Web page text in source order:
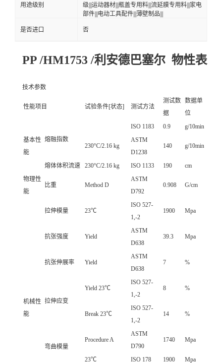
用途级别
级|||运动器材|||瓶盖专用料|||流延膜专用料|||家电
部件|||电动工具配件|||薄壁制品|||
是否进口 否
PP /HM1753 /利安德巴塞尔 物性表
技术参数
性能项目 试验条件[状态] 测试方法
测试数
据
数据单
位
基本性
能
熔融指数
ISO 1183 0.9 g/10min
230°C/2.16 kg
ASTM
D1238
140 g/10min
熔体体积流速 230°C/2.16 kg ISO 1133 190
cm
物理性
能
比重 Method D
ASTM
D792
0.908 G/cm
机械性
能
拉伸模量 23℃
ISO 527-
1,-2
1900 Mpa
抗张强度 Yield
ASTM
D638
39.3 Mpa
抗张伸展率 Yield
ASTM
D638
7 %
拉伸应变
Yield 23℃
ISO 527-
1,-2
8 %
Break 23℃
ISO 527-
1,-2
14 %
弯曲模量
Procedure A
ASTM
D790
1740 Mpa
23℃ ISO 178 1900 Mpa